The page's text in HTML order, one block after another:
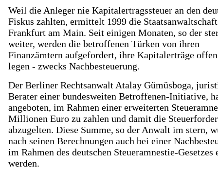
Weil die Anleger nie Kapitalertragssteuer an den
Fiskus zahlten, ermittelt 1999 die Staatsanwaltschaft
Frankfurt am Main. Seit einigen Monaten, so der
weiter, werden die betroffenen Türken von ihren
Finanzämtern aufgefordert, ihre Kapitalerträge
legen - zwecks Nachbesteuerung.
Der Berliner Rechtsanwalt Atalay Gümüsboga,
Berater einer bundesweiten Betroffenen-Initiative,
angeboten, im Rahmen einer erweiterten
Millionen Euro zu zahlen und damit die
abzugelten. Diese Summe, so der Anwalt im stern,
nach seinen Berechnungen auch bei einer
im Rahmen des deutschen Steueramnestie-Gesetzes
werden.